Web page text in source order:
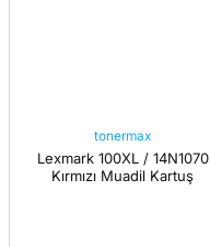
tonermax
Lexmark 100XL / 14N1070
Kırmızı Muadil Kartuş